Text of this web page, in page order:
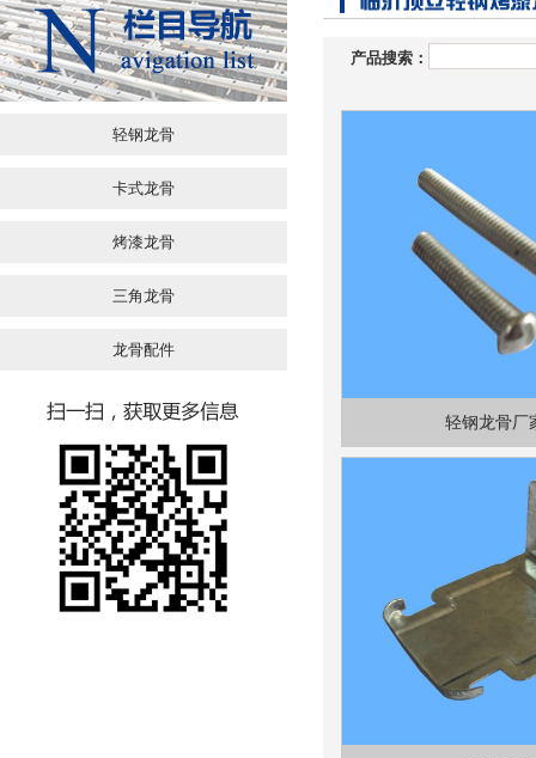
产品搜索：
轻钢龙骨厂
轻钢龙骨
卡式龙骨
烤漆龙骨
三角龙骨
龙骨配件